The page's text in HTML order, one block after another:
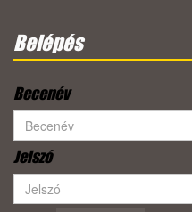
Belépés
Becenév
Jelszó